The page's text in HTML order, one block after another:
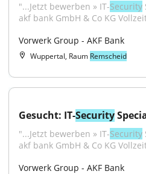
"...Jetzt bewerben » IT-Security
akf bank GmbH & Co KG
Vorwerk Group - AKF Bank
Wuppertal, Raum Remscheid
Gesucht: IT-Security
"...Jetzt bewerben » IT-Security
akf bank GmbH & Co KG
Vorwerk Group - AKF Bank